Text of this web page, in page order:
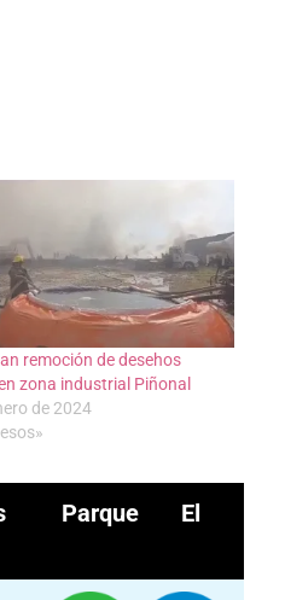
remoción de desehos
zona industrial Piñonal
de 2024
Parque El